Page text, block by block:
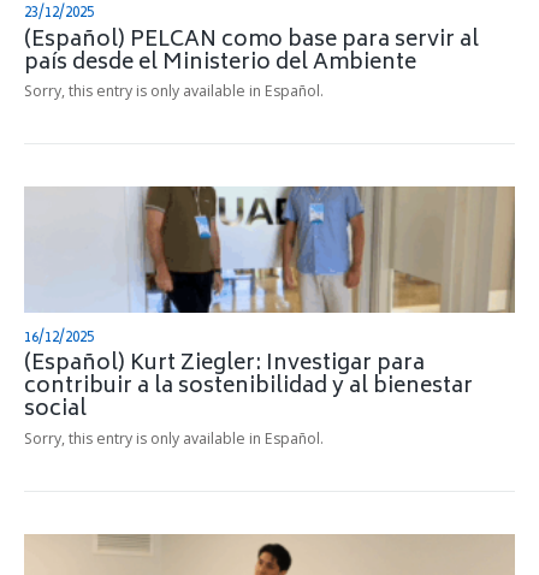
23/12/2025
(Español) PELCAN como base para servir al
país desde el Ministerio del Ambiente
Sorry, this entry is only available in Español.
16/12/2025
(Español) Kurt Ziegler: Investigar para
contribuir a la sostenibilidad y al bienestar
social
Sorry, this entry is only available in Español.